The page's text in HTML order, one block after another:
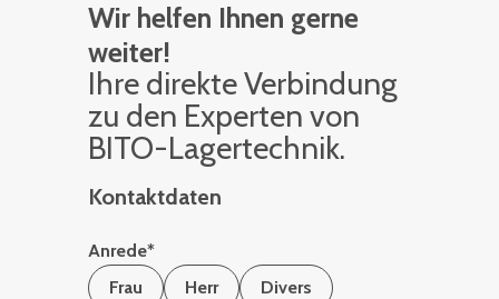
Wir helfen Ihnen gerne
weiter!
Ihre di­rek­te Ver­bin­dung
zu den Ex­per­ten von
BITO-La­ger­tech­nik.
Kontaktdaten
Anrede*
Frau
Herr Divers